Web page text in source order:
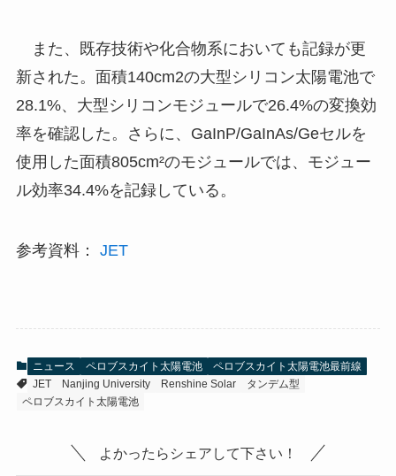
また、既存技術や化合物系においても記録が更
新された。面積140cm2の大型シリコン太陽電池で
28.1%、大型シリコンモジュールで26.4%の変換効
率を確認した。さらに、GaInP/GaInAs/Geセルを
使用した面積805cm²のモジュールでは、モジュー
ル効率34.4%を記録している。
参考資料： JET
ニュース ペロブスカイト太陽電池
ペロブスカイト太陽電池最前線
JET
Nanjing University Renshine Solar
タンデム型
ペロブスカイト太陽電池
よかったらシェアして下さい！